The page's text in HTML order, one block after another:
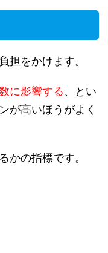
担をかけます。
に影響する、とい
が高いほうがよく
かの指標です。